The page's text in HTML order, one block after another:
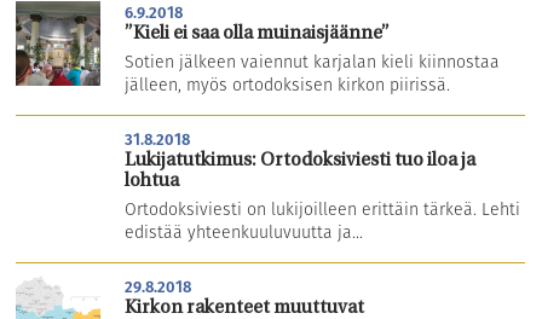
6.9.2018
”Kieli ei saa olla muinaisjäänne”
Sotien jälkeen vaiennut karjalan kieli kiinnostaa
jälleen, myös ortodoksisen kirkon piirissä.
31.8.2018
Lukijatutkimus: Ortodoksiviesti tuo iloa ja
lohtua
Ortodoksiviesti on lukijoilleen erittäin tärkeä. Lehti
edistää yhteenkuuluvuutta ja...
29.8.2018
Kirkon rakenteet muuttuvat